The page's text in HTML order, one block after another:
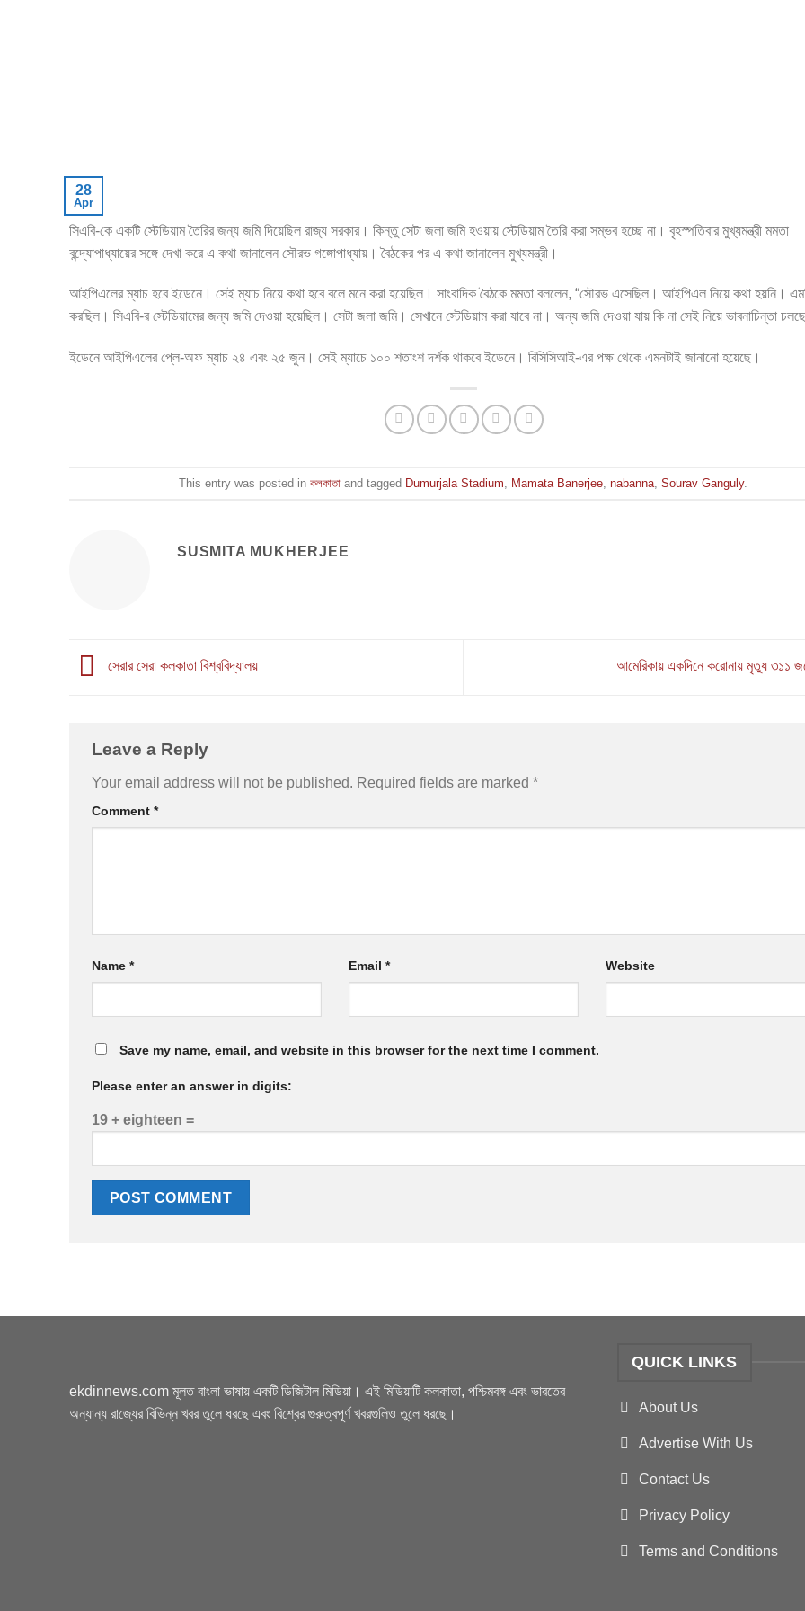
28
Apr
সিএবি-কে একটি স্টেডিয়াম তৈরির জন্য জমি দিয়েছিল রাজ্য সরকার। কিন্তু সেটা জলা জমি হওয়ায় স্টেডিয়াম তৈরি করা সম্ভব হচ্ছে না। বৃহস্পতিবার মুখ্যমন্ত্রী মমতা
বন্দ্যোপাধ্যায়ের সঙ্গে দেখা করে এ কথা জানালেন সৌরভ গঙ্গোপাধ্যায়। বৈঠকের পর এ কথা জানালেন মুখ্যমন্ত্রী।
আইপিএলের ম্যাচ হবে ইডেনে। সেই ম্যাচ নিয়ে কথা হবে বলে মনে করা হয়েছিল। সাংবাদিক বৈঠকে মমতা বললেন, “সৌরভ এসেছিল। আইপিএল নিয়ে কথা হয়নি।
করছিল। সিএবি-র স্টেডিয়ামের জন্য জমি দেওয়া হয়েছিল। সেটা জলা জমি। সেখানে স্টেডিয়াম করা যাবে না। অন্য জমি দেওয়া যায় কি না সেই নিয়ে ভাবনাচিন্তা
ইডেনে আইপিএলের প্লে-অফ ম্যাচ ২৪ এবং ২৫ জুন। সেই ম্যাচে ১০০ শতাংশ দর্শক থাকবে ইডেনে। বিসিসিআই-এর পক্ষ থেকে এমনটাই জানানো হয়েছে।
This entry was posted inকলকাতা and tagged Dumurjala Stadium Mamata Banerjee ,nabanna ,Sourav Ganguly.
SUSMITA MUKHERJEE
সেরার সেরা কলকাতা বিশ্ববিদ্যালয় আমেরিকায় একদিনে করোনায় মৃত্যু ৩১১
Leave a Reply
Your email address will not be published. Required fields are marked *
Comment *
Name * Email * Website
Save my name, email, and website in this browser for the next time I comment.
Please enter an answer in digits:
19 + eighteen =
ekdinnews.com মূলত বাংলা ভাষায় একটি ডিজিটাল মিডিয়া। এই মিডিয়াটি কলকাতা, পশ্চিমবঙ্গ এবং ভারতের
অন্যান্য রাজ্যের বিভিন্ন খবর তুলে ধরছে এবং বিশ্বের গুরুত্বপূর্ণ খবরগুলিও তুলে ধরছে।
QUICK LINKS
About Us
Advertise With Us
Contact Us
Privacy Policy
Terms and Conditions